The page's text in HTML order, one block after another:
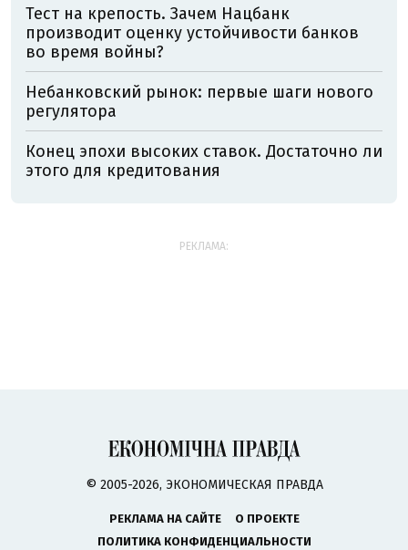
Тест на крепость. Зачем Нацбанк
производит оценку устойчивости банков
во время войны?
Небанковский рынок: первые шаги нового
регулятора
Конец эпохи высоких ставок. Достаточно ли
этого для кредитования
РЕКЛАМА:
© 2005-2026, ЭКОНОМИЧЕСКАЯ ПРАВДА
РЕКЛАМА НА САЙТЕ
О ПРОЕКТЕ
ПОЛИТИКА КОНФИДЕНЦИАЛЬНОСТИ